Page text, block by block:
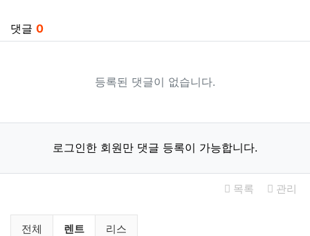
댓글 0
등록된 댓글이 없습니다.
로그인한 회원만 댓글 등록이 가능합니다.
목록 관리
미국부동산 렌트 / 리스 분류 목록
전체 현재 분류
렌트 리스